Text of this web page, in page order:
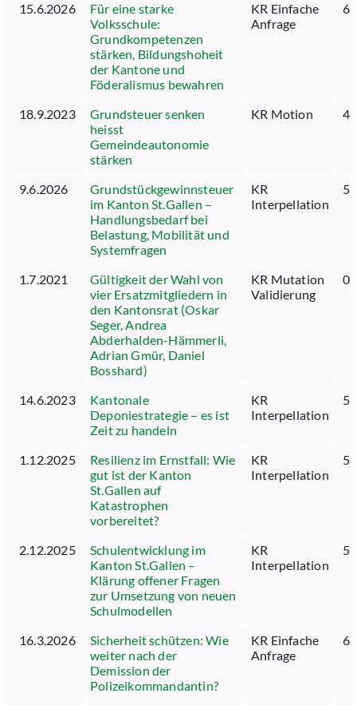
15.6.2026
Für eine starke
Volksschule:
Grundkompetenzen
stärken, Bildungshoheit
der Kantone und
Föderalismus bewahren
KR Einfache
Anfrage
18.9.2023
Grundsteuer senken
heisst
Gemeindeautonomie
stärken
KR Motion
9.6.2026
Grundstückgewinnsteuer
im Kanton St.Gallen –
Handlungsbedarf bei
Belastung, Mobilität und
Systemfragen
KR
Interpellation
1.7.2021
Gültigkeit der Wahl von
vier Ersatzmitgliedern in
den Kantonsrat (Oskar
Seger, Andrea
Abderhalden-Hämmerli,
Adrian Gmür, Daniel
Bosshard)
KR Mutation
Validierung
14.6.2023
Kantonale
Deponiestrategie – es ist
Zeit zu handeln
KR
Interpellation
1.12.2025
Resilienz im Ernstfall: Wie
gut ist der Kanton
St.Gallen auf
Katastrophen
vorbereitet?
KR
Interpellation
2.12.2025
Schulentwicklung im
Kanton St.Gallen –
Klärung offener Fragen
zur Umsetzung von neuen
Schulmodellen
KR
Interpellation
16.3.2026
Sicherheit schützen: Wie
weiter nach der
Demission der
Polizeikommandantin?
KR Einfache
Anfrage